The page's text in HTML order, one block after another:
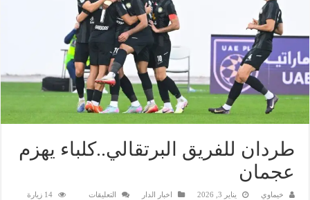
طردان للفريق البرتقالي..كلباء يهزم
عجمان
خيماوي يناير 3, 2026 اخبار الدار التعليقاتعلى
14 زيارة